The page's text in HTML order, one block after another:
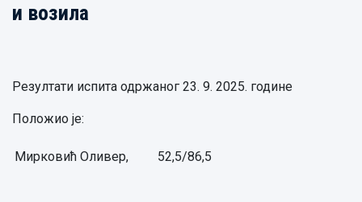
и возила
Резултати испита одржаног 23. 9. 2025. године
Положиo je:
Мирковић Оливер, 52,5/86,5